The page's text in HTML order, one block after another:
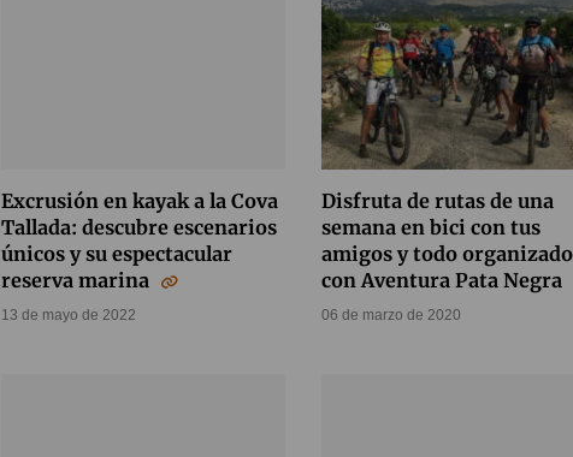
Excrusión en kayak a la Cova
Tallada: descubre escenarios
únicos y su espectacular
reserva marina
13 de mayo de 2022
Disfruta de rutas de una
semana en bici con tus
amigos y todo organizado
con Aventura Pata Negra
06 de marzo de 2020